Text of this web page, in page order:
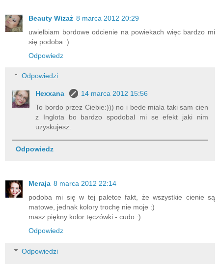
Beauty Wizaż 8 marca 2012 20:29
uwielbiam bordowe odcienie na powiekach więc bardzo mi
się podoba :)
Odpowiedz
Odpowiedzi
Hexxana
14 marca 2012 15:56
To bordo przez Ciebie:))) no i bede miala taki sam cien
z Inglota bo bardzo spodobal mi se efekt jaki nim
uzyskujesz.
Odpowiedz
Meraja 8 marca 2012 22:14
podoba mi się w tej paletce fakt, że wszystkie cienie są
matowe, jednak kolory trochę nie moje :)
masz piękny kolor tęczówki - cudo :)
Odpowiedz
Odpowiedzi